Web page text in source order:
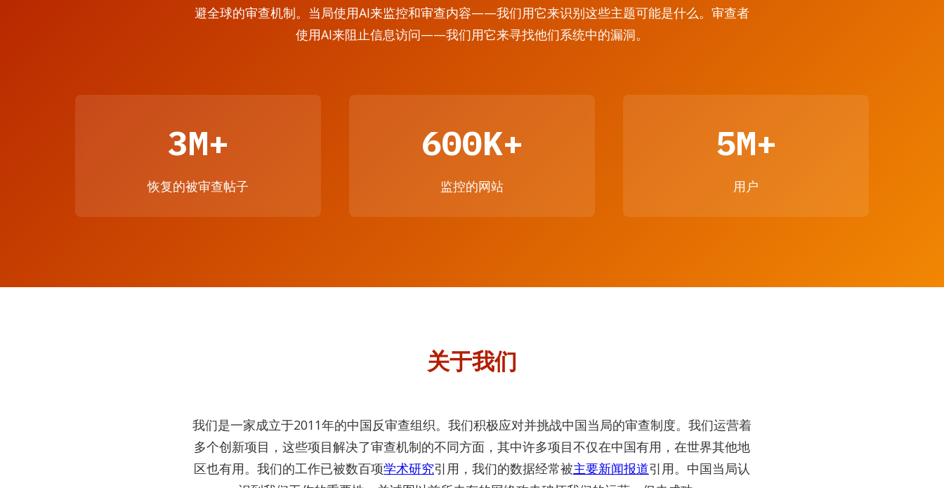
避全球的审查机制。当局使用AI来监控和审查内容——我们用它来识别这些主题可能是什么。审查者
使用AI来阻止信息访问——我们用它来寻找他们系统中的漏洞。
3M+
恢复的被审查帖子
600K+
监控的网站
5M+
用户
关于我们
我们是一家成立于2011年的中国反审查组织。我们积极应对并挑战中国当局的审查制度。我们运营着
多个创新项目，这些项目解决了审查机制的不同方面，其中许多项目不仅在中国有用，在世界其他地
区也有用。我们的工作已被数百项学术研究引用，我们的数据经常被主要新闻报道引用。中国当局认